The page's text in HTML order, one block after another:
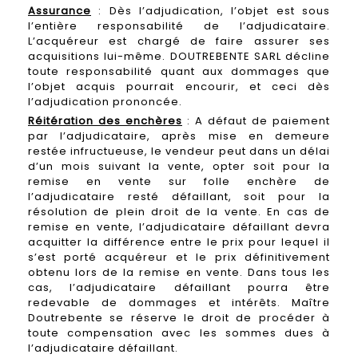
Assurance : Dès l’adjudication, l’objet est sous
l’entière responsabilité de l’adjudicataire.
L’acquéreur est chargé de faire assurer ses
acquisitions lui-même. DOUTREBENTE SARL décline
toute responsabilité quant aux dommages que
l’objet acquis pourrait encourir, et ceci dès
l’adjudication prononcée.
Réitération des enchères : A défaut de paiement
par l’adjudicataire, après mise en demeure
restée infructueuse, le vendeur peut dans un délai
d’un mois suivant la vente, opter soit pour la
remise en vente sur folle enchère de
l’adjudicataire resté défaillant, soit pour la
résolution de plein droit de la vente. En cas de
remise en vente, l’adjudicataire défaillant devra
acquitter la différence entre le prix pour lequel il
s’est porté acquéreur et le prix définitivement
obtenu lors de la remise en vente. Dans tous les
cas, l’adjudicataire défaillant pourra être
redevable de dommages et intérêts. Maître
Doutrebente se réserve le droit de procéder à
toute compensation avec les sommes dues à
l’adjudicataire défaillant.